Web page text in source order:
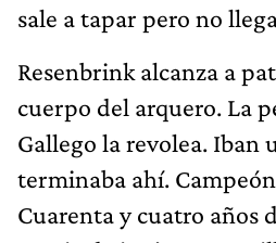
sale a tapar pero no
Resenbrink alcanza a
cuerpo del arquero. La
Gallego la revolea. Iban
terminaba ahí.
Cuarenta y cuatro años